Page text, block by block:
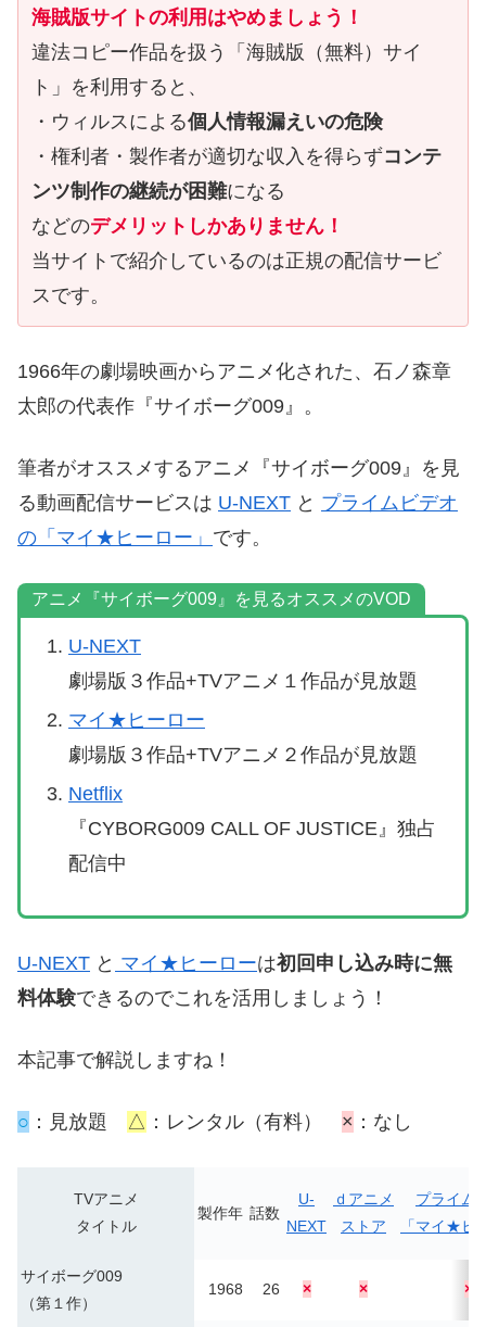
海賊版サイトの利用はやめましょう！
違法コピー作品を扱う「海賊版（無料）サイ
ト」を利用すると、
・ウィルスによる個人情報漏えいの危険
・権利者・製作者が適切な収入を得らずコンテ
ンツ制作の継続が困難になる
などのデメリットしかありません！
当サイトで紹介しているのは正規の配信サービ
スです。
1966年の劇場映画からアニメ化された、石ノ森章
太郎の代表作『サイボーグ009』。
筆者がオススメするアニメ『サイボーグ009』を見
る動画配信サービスは U-NEXT と プライムビデオ
の「マイ★ヒーロー」 です。
アニメ『サイボーグ009』を見るオススメのVOD
U-NEXT
劇場版３作品+TVアニメ１作品が見放題
マイ★ヒーロー
劇場版３作品+TVアニメ２作品が見放題
Netflix
『CYBORG009 CALL OF JUSTICE』独占
配信中
U-NEXT と マイ★ヒーローは初回申し込み時に無
料体験できるのでこれを活用しましょう！
本記事で解説しますね！
○ ：見放題 △ ：レンタル（有料） × ：なし
TVアニメ
タイトル
製作年 話数
U-
NEXT
ｄアニメ
ストア
プライム
「マイ★ヒ
サイボーグ009
（第１作）
1968 26 × × ×